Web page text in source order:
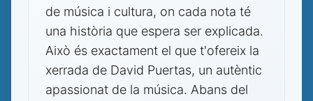
de música i cultura, on cada nota té
una història que espera ser explicada.
Això és exactament el que t'ofereix la
xerrada de David Puertas, un autèntic
apassionat de la música. Abans del